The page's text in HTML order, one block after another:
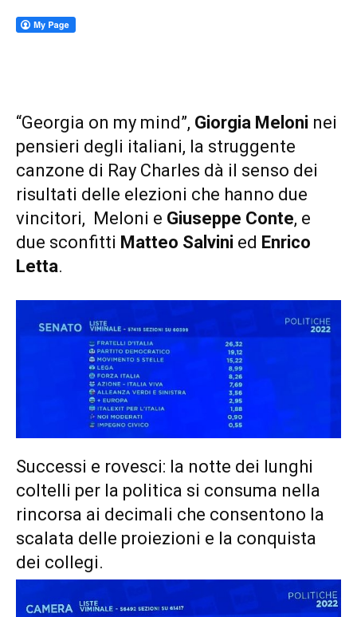
“Georgia on my mind”, Giorgia Meloni nei
pensieri degli italiani, la struggente
canzone di Ray Charles dà il senso dei
risultati delle elezioni che hanno due
vincitori, Meloni e Giuseppe Conte, e
due sconfitti Matteo Salvini ed Enrico
Letta.
Successi e rovesci: la notte dei lunghi
coltelli per la politica si consuma nella
rincorsa ai decimali che consentono la
scalata delle proiezioni e la conquista
dei collegi.